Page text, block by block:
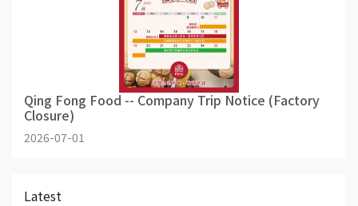
Qing Fong Food -- Company Trip Notice (Factory
Closure)
2026-07-01
Latest